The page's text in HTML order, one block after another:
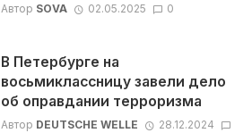
Автор SOVA 02.05.2025 0
В Петербурге на
восьмиклассницу завели дело
об оправдании терроризма
Автор DEUTSCHE WELLE
28.12.2024